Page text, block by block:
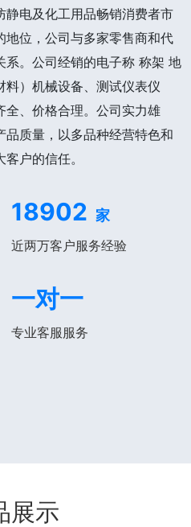
电及化工用品畅销消费者市
位，公司与多家零售商和代
系。公司经销的电子称 称架 地
）机械设备、测试仪表仪
全、价格合理。公司实力雄
品质量，以多品种经营特色和
户的信任。
18902 家
近两万客户服务经验
一对一
专业客服服务
展示